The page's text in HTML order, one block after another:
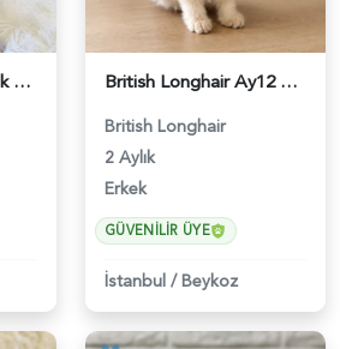
British Longhair Erkek 2 Aylık Yavrumuz - 5272 British Longhair Ay12 Erkek Yavrumuz - 5277
British Longhair
2 Aylık
Erkek
GÜVENILIR ÜYE
İstanbul /Beykoz